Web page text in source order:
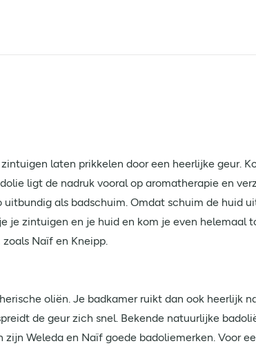
laten prikkelen door een heerlijke geur.
ligt de nadruk vooral op aromatherapie en
als badschuim. Omdat schuim de huid
je zintuigen en je huid en kom je even helemaal
Naïf en Kneipp.
oliën. Je badkamer ruikt dan ook heerlijk
de geur zich snel. Bekende natuurlijke
Weleda en Naïf goede badoliemerken. Voor